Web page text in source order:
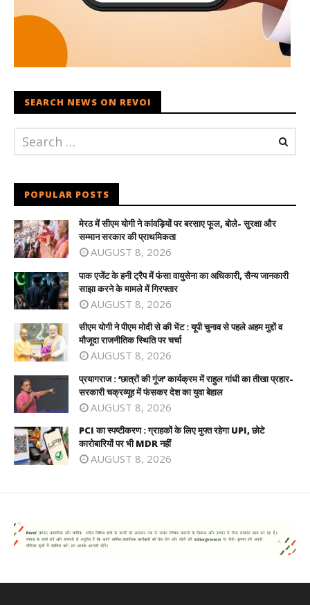
SEARCH NEWS ON REVOI
POPULAR POSTS
मेरठ में सीएम योगी ने कांवड़ियों पर बरसाए फूल, बोले- सुरक्षा और
सम्मान सरकार की प्राथमिकता
AUGUST 8, 2026
पाक एजेंट के हनी ट्रैप में फंसा वायुसेना का अधिकारी, सैन्य जानकारी
साझा करने के मामले में गिरफ्तार
AUGUST 8, 2026
सीएम योगी ने पीएम मोदी से की भेंट : यूपी चुनाव से पहले अहम मुद्दों व
मौजूदा राजनीतिक स्थिति पर चर्चा
AUGUST 8, 2026
प्रयागराज : ‘छात्रों की गूंज’ कार्यक्रम में राहुल गांधी का तीखा प्रहार-
सरकारी चक्रव्यूह में फंसकर देश का युवा बेहाल
AUGUST 8, 2026
PCI का स्पष्टीकरण : ग्राहकों के लिए मुफ्त रहेगा UPI, छोटे
कारोबारियों पर भी MDR नहीं
AUGUST 8, 2026